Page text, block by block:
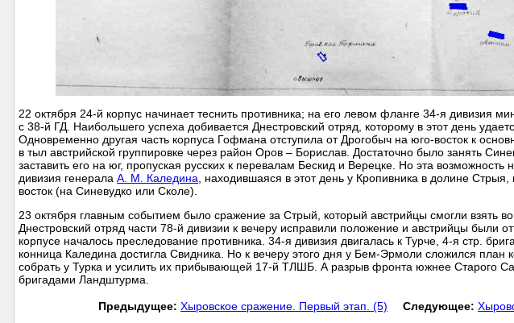
22 октября 24-й корпус начинает теснить противника; на его левом фланге 34-я дивизия
с 38-й ГД. Наибольшего успеха добивается Днестровский отряд, которому в этот день
Одновременно другая часть корпуса Гофмана отступила от Дрогобыч на юго-восток к
в тыл австрийской группировке через район Оров – Борислав. Достаточно было занять
заставить его на юг, пропуская русских к перевалам Бескид и Верецке. Но эта
дивизия генералаА. М. Каледина , находившаяся в этот день у Кропивника в долине
восток (на Синевудко или Сколе).
23 октября главным событием было сражение за Стрый, который австрийцы смогли взять
Днестровский отряд части 78-й дивизии к вечеру исправили положение и австрийцы были
корпусе началось преследование противника. 34-я дивизия двигалась к Турче, 4-я стр.
конница Каледина достигла Свидника. Но к вечеру этого дня у Бем-Эрмоли сложился
собрать у Турка и усилить их прибывающей 17-й ТЛШБ. А разрыв фронта южнее Старого
бригадами Ландштурма.
Предыдущее: Хыровское сражение. Первый этап. (5) Следующее: